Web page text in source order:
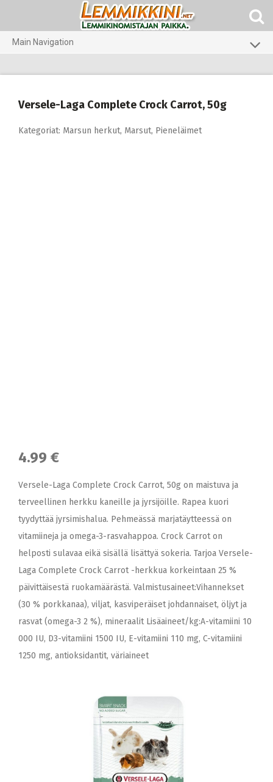
Main Navigation
Pieneläimet
Versele-Laga Complete Crock Carrot, 50g
Kategoriat: Marsun herkut, Marsut, Pieneläimet
4.99 €
Versele-Laga Complete Crock Carrot, 50g on maistuva ja
terveellinen herkku kaneille ja jyrsijöille. Rapea kuori
tyydyttää jyrsimishalua. Pehmeässä marjatäytteessä on
vitamiineja ja omega-3-rasvahappoa. Crock Carrot on
helposti sulavaa eikä sisällä lisättyä sokeria. Tarjoa Versele-
Laga Complete Crock Carrot -herkkua korkeintaan 25 %
päivittäisestä ruokamäärästä. Valmistusaineet:Vihannekset
(30 % porkkanaa), viljat, kasviperäiset johdannaiset, öljyt ja
rasvat (omega-3 2 %), mineraalit Lisäaineet/kg:A-vitamiini 10
000 IU, D3-vitamiini 1500 IU, E-vitamiini 110 mg, C-vitamiini
1250 mg, antioksidantit, väriaineet